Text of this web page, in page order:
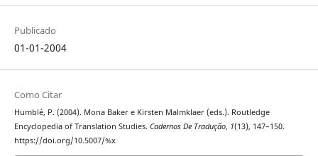
Publicado
01-01-2004
Como Citar
Humblé, P. (2004). Mona Baker e Kirsten Malmklaer (eds.). Routledge
Encyclopedia of Translation Studies. Cadernos De Tradução, 1(13), 147–150.
https://doi.org/10.5007/%x